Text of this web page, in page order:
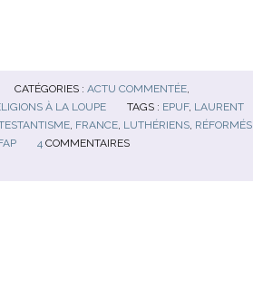
CATÉGORIES :ACTU COMMENTÉE
À LA LOUPE TAGS : EPUF, LAURENT
, FRANCE, LUTHÉRIENS, RÉFORMÉS,
4 COMMENTAIRES